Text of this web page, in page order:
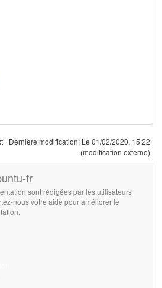
Dernière modification: Le 01/02/2020, 15:22
(modification externe)
fr
sont rédigées par les utilisateurs
nous votre aide pour améliorer le